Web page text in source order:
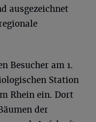
ausgezeichnet
Besucher am 1.
Station
Rhein ein. Dort
der